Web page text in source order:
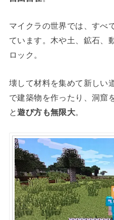
マイクラの世界では、すべ
ています。木や土、鉱石、
ロック。
壊して材料を集めて新しい
で建築物を作ったり、洞窟
と遊び方も無限大。